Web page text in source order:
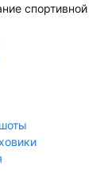
спортивной